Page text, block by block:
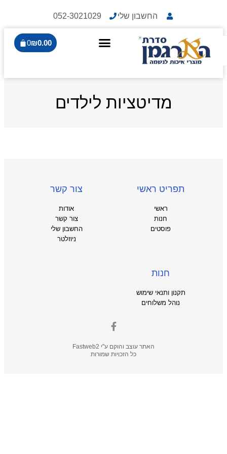
החשבון שלי 052-3021029
₪0.00
0
מדיטציות לילדים
תפריט ראשי
ראשי
חנות
פוסטים
צור קשר
אודות
צור קשר
החשבון שלי
ניוזלטר
חנות
תקנון ותנאי שימוש
נוהל משלוחים
האתר עוצב והוקם ע"י Fastweb2
כל הזכויות שמורות